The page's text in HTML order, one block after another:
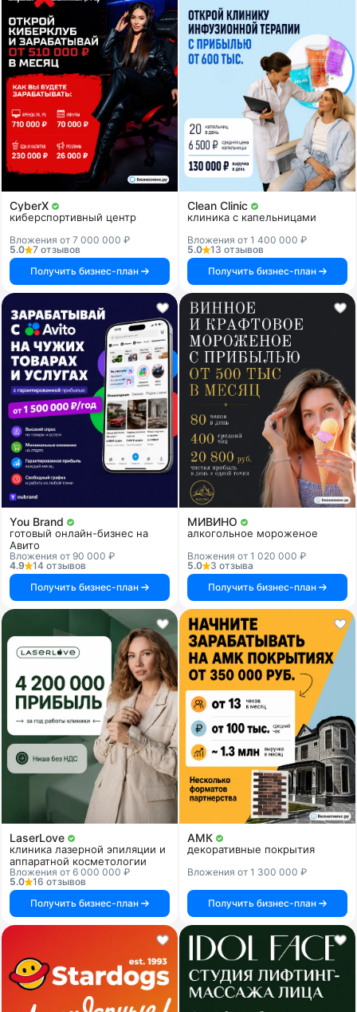
CyberX
киберспортивный центр
Вложения от 7 000 000 ₽
5.0
7 отзывов
Получить бизнес-план
Clean Clinic
клиника с капельницами
Вложения от 1 400 000 ₽
5.0
13 отзывов
Получить бизнес-план
You Brand
готовый онлайн-бизнес на
Авито
Вложения от 90 000 ₽
4.9
14 отзывов
Получить бизнес-план
МИВИНО
алкогольное мороженое
Вложения от 1 020 000 ₽
5.0
3 отзыва
Получить бизнес-план
LaserLove
клиника лазерной эпиляции и
аппаратной косметологии
Вложения от 6 000 000 ₽
5.0
16 отзывов
Получить бизнес-план
АМК
декоративные покрытия
Вложения от 1 300 000 ₽
Получить бизнес-план